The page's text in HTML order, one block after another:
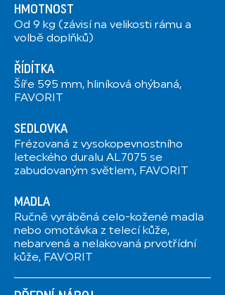
HMOTNOST
Od 9 kg (závisí na velikosti rámu a
volbě doplňků)
ŘÍDÍTKA
Šíře 595 mm, hliníková ohýbaná,
FAVORIT
SEDLOVKA
Frézovaná z vysokopevnostního
leteckého duralu AL7075 se
zabudovaným světlem, FAVORIT
MADLA
Ručně vyráběná celo-kožené madla
nebo omotávka z telecí kůže,
nebarvená a nelakovaná prvotřídní
kůže, FAVORIT